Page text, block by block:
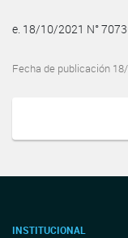
e. 18/10/2021 N°
Fecha de publicación
INSTITUCIONAL